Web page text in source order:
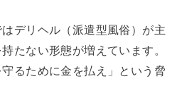
デリヘル（派遣型風俗）が主
たない形態が増えています。
るために金を払え」という脅